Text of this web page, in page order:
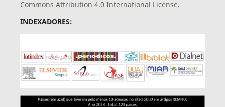
Commons Attribution 4.0 International License.
INDEXADORES: